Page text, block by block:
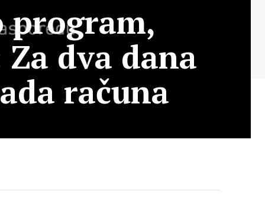
program,
dva dana
računa